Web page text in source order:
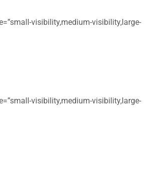
visibility,medium-visibility,large-
visibility,medium-visibility,large-